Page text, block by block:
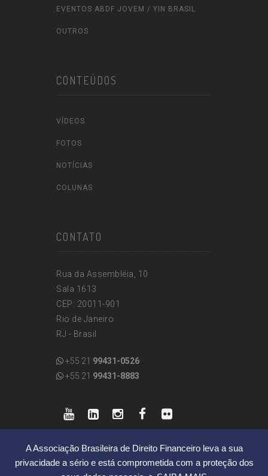
A Associação Brasileira de Direito Financeiro leva a sua
privacidade a sério e está comprometida com a proteção dos
EVENTOS ABDF JOVEM / YIN BRASIL
OUTROS
CONTEÚDOS
VÍDEOS
FOTOS
NOTÍCIAS
COLUNAS
CONTATO
Rua da Assembléia, 10
Sala 1613
CEP: 20011-901
Rio de Janeiro
RJ - Brasil
+55 21 99431-0526
+55 21 99431-8883